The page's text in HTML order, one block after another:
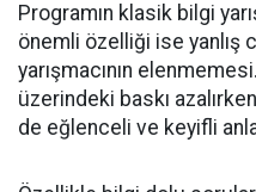
Programın klasik bilgi
önemli özelliği ise yanlış
yarışmacının
üzerindeki baskı
de eğlenceli ve keyifli